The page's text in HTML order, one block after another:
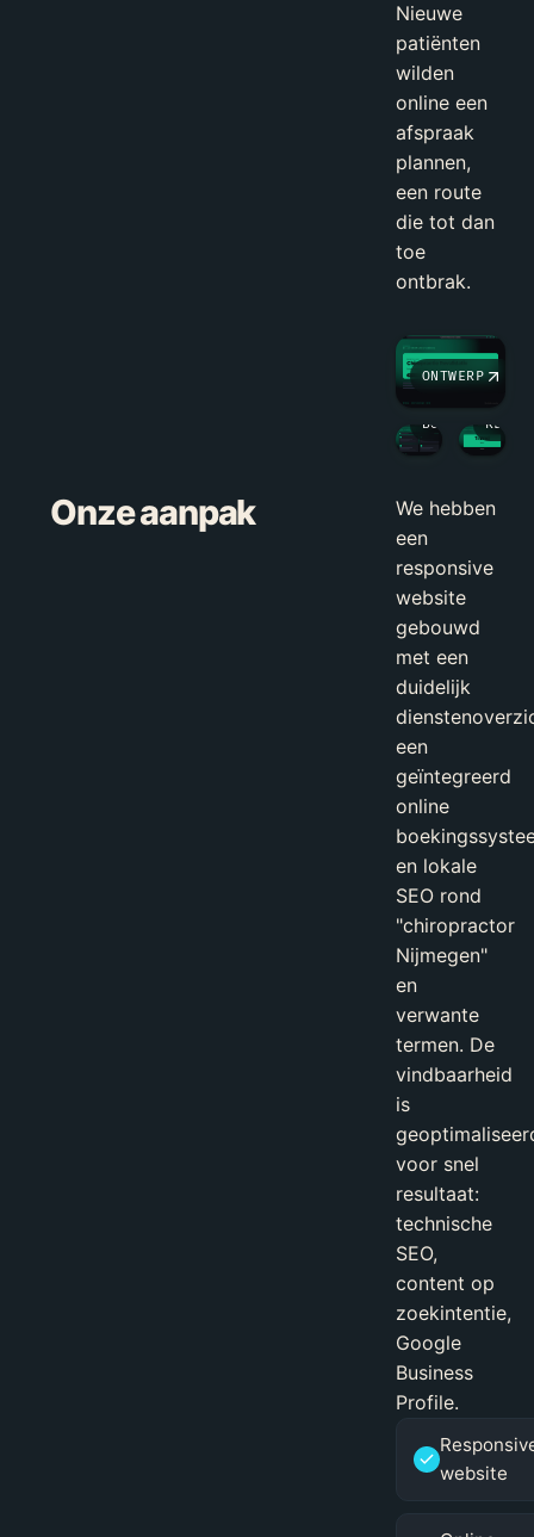
Nieuwe
patiënten
wilden
online een
afspraak
plannen,
een route
die tot dan
toe
ontbrak.
ONTWERP
BOUW
Onze aanpak
We hebben
een
responsive
website
gebouwd
met een
duidelijk
een
geïntegreerd
online
en lokale
SEO rond
"chiropractor
Nijmegen"
en
verwante
termen. De
vindbaarheid
is
voor snel
resultaat:
technische
SEO,
content op
zoekintentie,
Google
Business
Profile.
website